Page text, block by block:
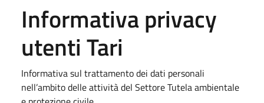
Informativa privacy
utenti Tari
Informativa sul trattamento dei dati personali
nell’ambito delle attività del Settore Tutela ambientale